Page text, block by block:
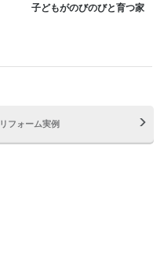
子どもがのびのびと育つ家
リフォーム実例